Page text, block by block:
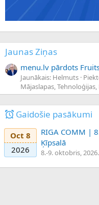
Jaunas Ziņas
menu.lv pārdots
Jaunākais: Helmuts
Mājaslapas,
Gaidošie pasākumi
Oct 8
2026
RIGA COMM |
Ķīpsalā
8.-9. oktobris, 2026.